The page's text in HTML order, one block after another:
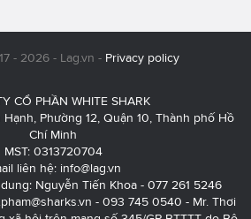
- 2026 - Lag.vn - Privacy policy
CỔ PHẦN WHITE SHARK
Phường 12, Quận 10, Thành phố Hồ
Chí Minh
MST: 0313720704
liên hệ: info@lag.vn
Nguyễn Tiến Khoa - 077 261 5246
- 093 745 0540 - Mr. Thơi